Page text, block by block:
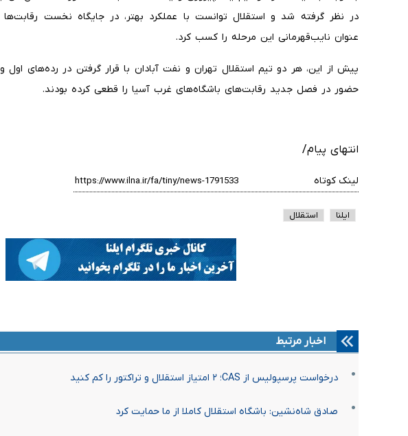
در نظر گرفته شد و استقلال توانست با عملکرد بهتر، در جایگاه نخست رقابت‌ها
عنوان نایب‌قهرمانی این مرحله را کسب کرد.
پیش از این، هر دو تیم استقلال تهران و نفت آبادان با قرار گرفتن در رده‌های
حضور در فصل جدید رقابت‌های باشگاه‌های غرب آسیا را قطعی کرده بودند.
انتهای پیام/
لینک کوتاه
ایلنا استقلال
اخبار مرتبط
درخواست پرسپولیس از CAS؛ ۲ امتیاز استقلال و تراکتور را کم کنید
صادق شاه‌نشین: باشگاه استقلال کاملا از ما حمایت کرد